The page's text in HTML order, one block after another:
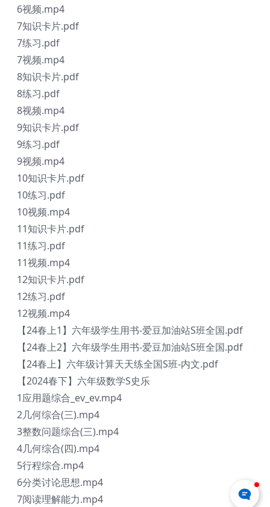
6视频.mp4
7知识卡片.pdf
7练习.pdf
7视频.mp4
8知识卡片.pdf
8练习.pdf
8视频.mp4
9知识卡片.pdf
9练习.pdf
9视频.mp4
10知识卡片.pdf
10练习.pdf
10视频.mp4
11知识卡片.pdf
11练习.pdf
11视频.mp4
12知识卡片.pdf
12练习.pdf
12视频.mp4
【24春上1】六年级学生用书-爱豆加油站S班全国.pdf
【24春上2】六年级学生用书-爱豆加油站S班全国.pdf
【24春上】六年级计算天天练全国S班-内文.pdf
【2024春下】六年级数学S史乐
1应用题综合_ev_ev.mp4
2几何综合(三).mp4
3整数问题综合(三).mp4
4几何综合(四).mp4
5行程综合.mp4
6分类讨论思想.mp4
7阅读理解能力.mp4